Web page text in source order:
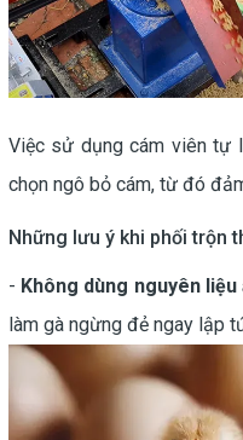
Việc sử dụng cám viên tự
chọn ngô bỏ cám, từ đó
Những lưu ý khi phối trộn
- Không dùng nguyên liệu
làm gà ngừng đẻ ngay lập